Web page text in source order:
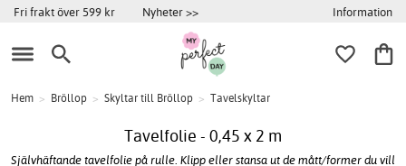
Fri frakt över 599 kr Nyheter >> Information
Hem > Bröllop > Skyltar till Bröllop > Tavelskyltar
Tavelfolie - 0,45 x 2 m
Självhäftande tavelfolie på rulle. Klipp eller stansa ut de mått/former du vill